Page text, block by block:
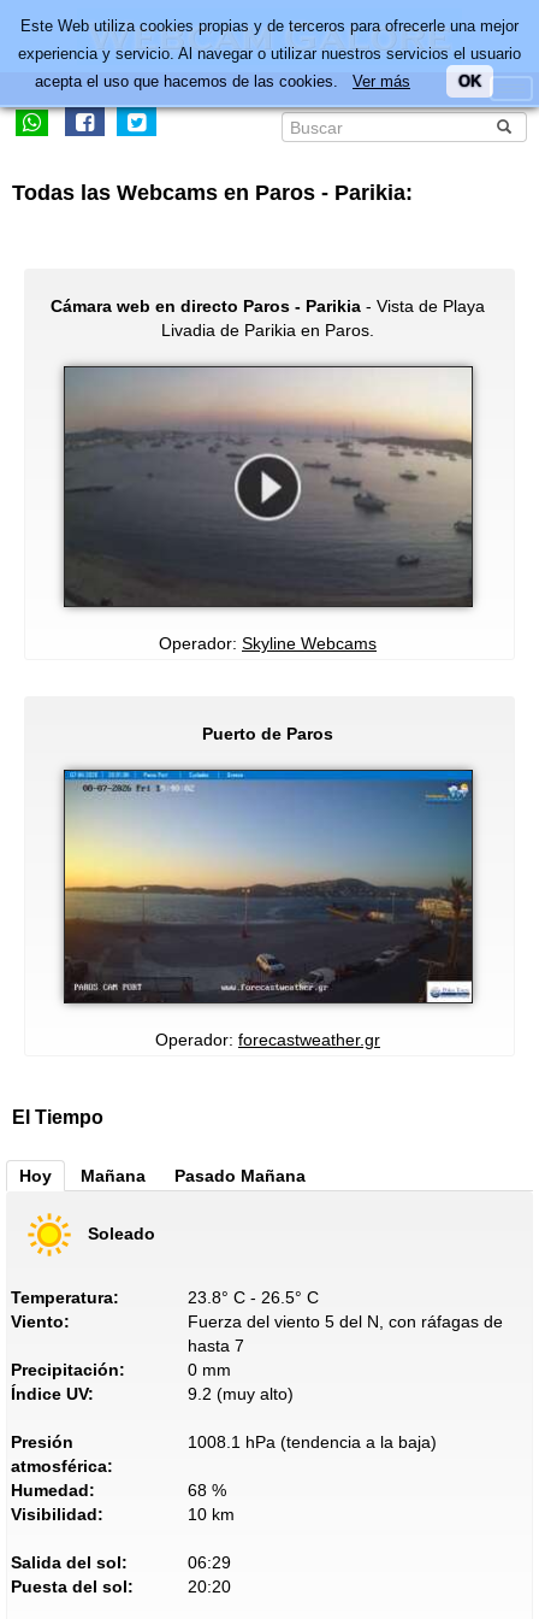
Todas las Webcams en Paros - Parikia:
Cámara web en directo Paros - Parikia - Vista de Playa
Livadia de Parikia en Paros.
Operador: Skyline Webcams
Puerto de Paros
Operador: forecastweather.gr
El Tiempo
Hoy Mañana Pasado Mañana
Soleado
Temperatura:
23.8° C - 26.5° C
Viento:
Fuerza del viento 5 del N, con ráfagas de
hasta 7
Precipitación:
0 mm
Índice UV:
9.2 (muy alto)
Presión
atmosférica:
1008.1 hPa (tendencia a la baja)
Humedad:
68 %
Visibilidad:
10 km
Salida del sol:
06:29
Puesta del sol:
20:20
Este Web utiliza cookies propias y de terceros para ofrecerle una mejor
experiencia y servicio. Al navegar o utilizar nuestros servicios el usuario
acepta el uso que hacemos de las cookies. Ver más OK